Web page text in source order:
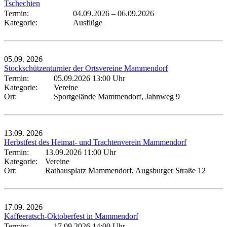
Tschechien
Termin:
04.09.2026 – 06.09.2026
Kategorie:
Ausflüge
05.09. 2026
Stockschützenturnier der Ortsvereine Mammendorf
Termin:
05.09.2026 13:00 Uhr
Kategorie:
Vereine
Ort:
Sportgelände Mammendorf, Jahnweg 9
13.09. 2026
Herbstfest des Heimat- und Trachtenverein Mammendorf
Termin:
13.09.2026 11:00 Uhr
Kategorie:
Vereine
Ort:
Rathausplatz Mammendorf, Augsburger Straße 12
17.09. 2026
Kaffeeratsch-Oktoberfest in Mammendorf